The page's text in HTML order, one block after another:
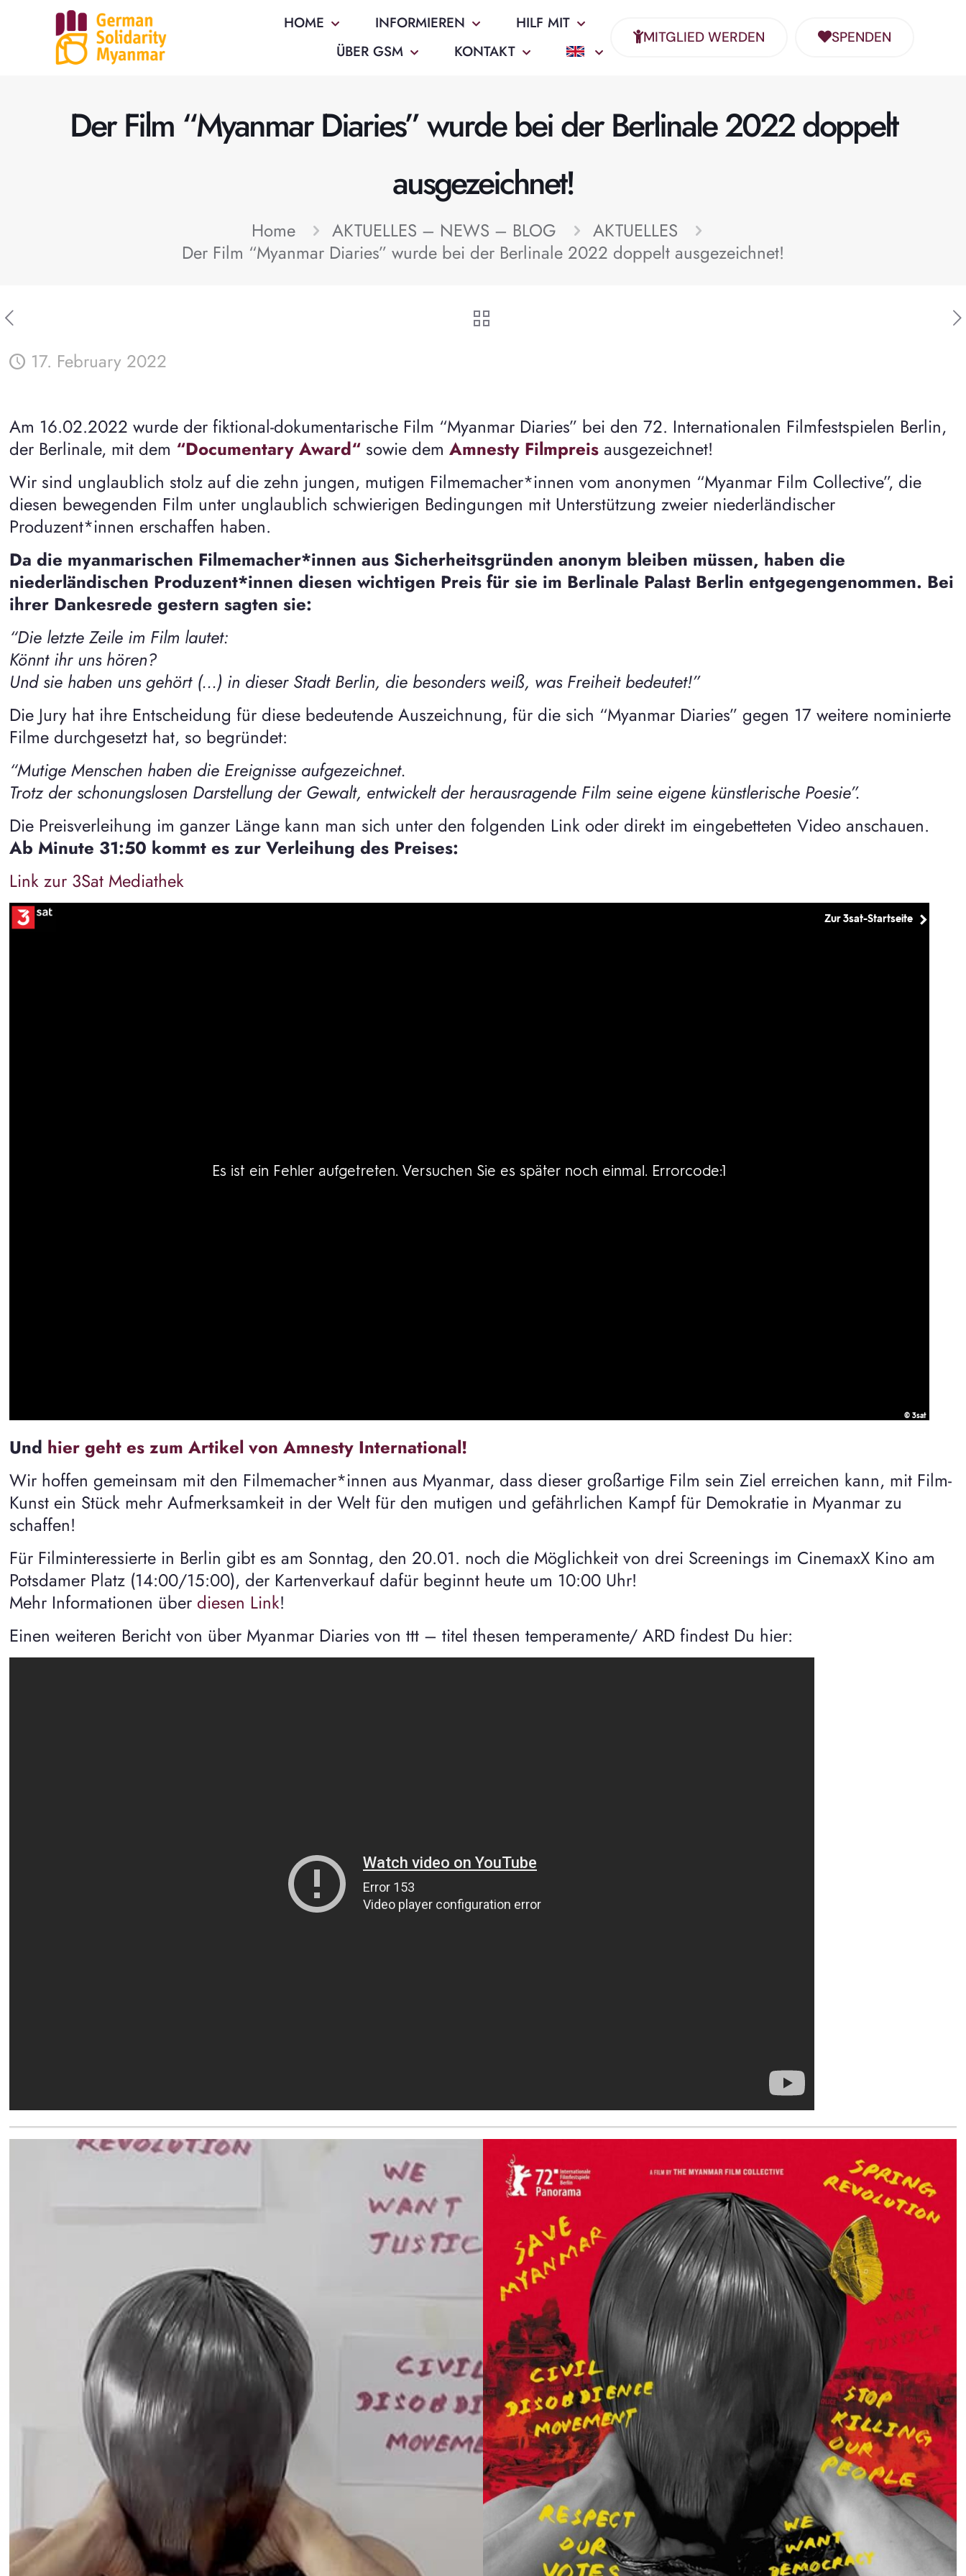
HOME INFORMIEREN
HILF MIT
ÜBER GSM
KONTAKT
MITGLIED WERDEN SPENDEN
Der Film “Myanmar Diaries” wurde bei der Berlinale 2022 doppelt
ausgezeichnet!
Home AKTUELLES – NEWS – BLOG
AKTUELLES
Der Film “Myanmar Diaries” wurde bei der Berlinale 2022 doppelt ausgezeichnet!
17. February 2022
Am 16.02.2022 wurde der fiktional-dokumentarische Film “Myanmar Diaries” bei den 72. Internationalen Filmfestspielen Berlin,
der Berlinale, mit dem “Documentary Award“ sowie demAmnesty Filmpreis ausgezeichnet!
Wir sind unglaublich stolz auf die zehn jungen, mutigen Filmemacher*innen vom anonymen “Myanmar Film Collective”, die
diesen bewegenden Film unter unglaublich schwierigen Bedingungen mit Unterstützung zweier niederländischer
Produzent*innen erschaffen haben.
Da die myanmarischen Filmemacher*innen aus Sicherheitsgründen anonym bleiben müssen, haben die
niederländischen Produzent*innen diesen wichtigen Preis für sie im Berlinale Palast Berlin entgegengenommen. Bei
ihrer Dankesrede gestern sagten sie:
“Die letzte Zeile im Film lautet:
Könnt ihr uns hören?
Und sie haben uns gehört (…) in dieser Stadt Berlin, die besonders weiß, was Freiheit bedeutet!”
Die Jury hat ihre Entscheidung für diese bedeutende Auszeichnung, für die sich “Myanmar Diaries” gegen 17 weitere nominierte
Filme durchgesetzt hat, so begründet:
“Mutige Menschen haben die Ereignisse aufgezeichnet.
Trotz der schonungslosen Darstellung der Gewalt, entwickelt der herausragende Film seine eigene künstlerische Poesie”.
Die Preisverleihung im ganzer Länge kann man sich unter den folgenden Link oder direkt im eingebetteten Video anschauen.
Ab Minute 31:50 kommt es zur Verleihung des Preises:
Link zur 3Sat Mediathek
Und hier geht es zum Artikel von Amnesty International!
Wir hoffen gemeinsam mit den Filmemacher*innen aus Myanmar, dass dieser großartige Film sein Ziel erreichen kann, mit Film-
Kunst ein Stück mehr Aufmerksamkeit in der Welt für den mutigen und gefährlichen Kampf für Demokratie in Myanmar zu
schaffen!
Für Filminteressierte in Berlin gibt es am Sonntag, den 20.01. noch die Möglichkeit von drei Screenings im CinemaxX Kino am
Potsdamer Platz (14:00/15:00), der Kartenverkauf dafür beginnt heute um 10:00 Uhr!
Mehr Informationen überdiesen Link!
Einen weiteren Bericht von über Myanmar Diaries von ttt – titel thesen temperamente/ ARD findest Du hier: